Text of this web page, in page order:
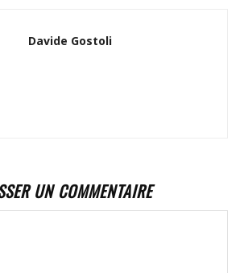
Davide Gostoli
UN COMMENTAIRE